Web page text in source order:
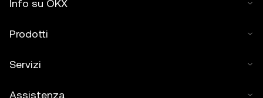
Info su OKX
Prodotti
Servizi
Assistenza